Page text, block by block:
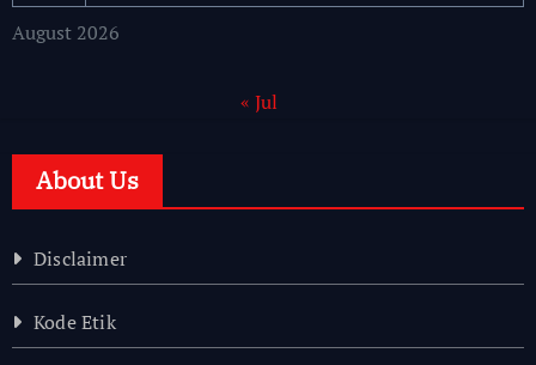
August 2026
« Jul
About Us
Disclaimer
Kode Etik